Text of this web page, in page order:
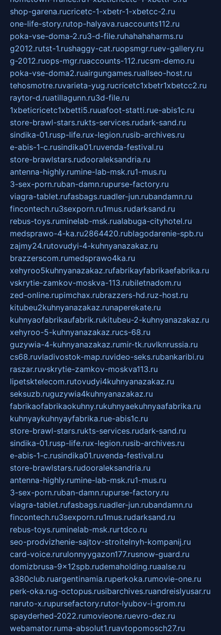
shop-garena.rucricetc-1-xbetr-1-xbetcc-2.ru
one-life-story.rutop-halyava.ruaccounts112.ru
poka-vse-doma-2.ru3-d-file.ruhahahaharms.ru
g2012.rutst-1.rushaggy-cat.ruopsmgr.ruev-gallery.ru
g-2012.ruops-mgr.ruaccounts-112.rucsm-demo.ru
poka-vse-doma2.ruairgungames.ruallseo-host.ru
tehosmotre.ruvarieta-yug.rucricetc1xbetr1xbetcc2.ru
raytor-d.ruatillagunn.ru3d-file.ru
1xbeticricetc1xbetti5.ruuafoot-statti.rue-abis1c.ru
store-brawl-stars.rukts-services.rudark-sand.ru
sindika-01.rusp-life.rux-legion.rusib-archives.ru
e-abis-1-c.rusindika01.ruvenda-festival.ru
store-brawlstars.rudooraleksandria.ru
antenna-highly.rumine-lab-msk.ru1-mus.ru
3-sex-porn.ruban-damn.rupurse-factory.ru
viagra-tablet.rufasbags.ruadler-jun.rubandamn.ru
fincontech.ru3sexporn.ru1mus.rudarksand.ru
rebus-toys.ruminelab-msk.rualabuga-cityhotel.ru
medsprawo-4-ka.ru2864420.rublagodarenie-spb.ru
zajmy24.rutovudyi-4-kuhnyanazakaz.ru
brazzerscom.rumedsprawo4ka.ru
xehyroo5kuhnyanazakaz.rufabrikayfabrikaefabrika.ru
vskrytie-zamkov-moskva-113.rubiletnadom.ru
zed-online.rupimchax.rubrazzers-hd.ruz-host.ru
kitubeu2kuhnyanazakaz.runaperekate.ru
kuhnyaofabrikaufabrik.rukitubeu-2-kuhnyanazakaz.ru
xehyroo-5-kuhnyanazakaz.rucs-68.ru
guzywia-4-kuhnyanazakaz.rumir-tk.ruvlknrussia.ru
cs68.ruvladivostok-map.ruvideo-seks.rubankaribi.ru
raszar.ruvskrytie-zamkov-moskva113.ru
lipetsktelecom.rutovudyi4kuhnyanazakaz.ru
seksuzb.ruguzywia4kuhnyanazakaz.ru
fabrikaofabrikaokuhny.rukuhnyaekuhnyaafabrika.ru
kuhnyaykuhnyayfabrika.rue-abis1c.ru
store-brawl-stars.rukts-services.rudark-sand.ru
sindika-01.rusp-life.rux-legion.rusib-archives.ru
e-abis-1-c.rusindika01.ruvenda-festival.ru
store-brawlstars.rudooraleksandria.ru
antenna-highly.rumine-lab-msk.ru1-mus.ru
3-sex-porn.ruban-damn.rupurse-factory.ru
viagra-tablet.rufasbags.ruadler-jun.rubandamn.ru
fincontech.ru3sexporn.ru1mus.rudarksand.ru
rebus-toys.ruminelab-msk.rurtdco.ru
seo-prodvizhenie-sajtov-stroitelnyh-kompanij.ru
card-voice.rurulonnyygazon177.rusnow-guard.ru
domizbrusa-9x12spb.rudemaholding.ruaalse.ru
a380club.ruargentinamia.ruperkoka.rumovie-one.ru
perk-oka.rug-octopus.rusibarchives.ruandreislyusar.ru
naruto-x.rupursefactory.rutor-lyubov-i-grom.ru
spayderhed-2022.rumovieone.ruevro-dez.ru
webamator.ruma-absolut1.ruavtopomosch27.ru